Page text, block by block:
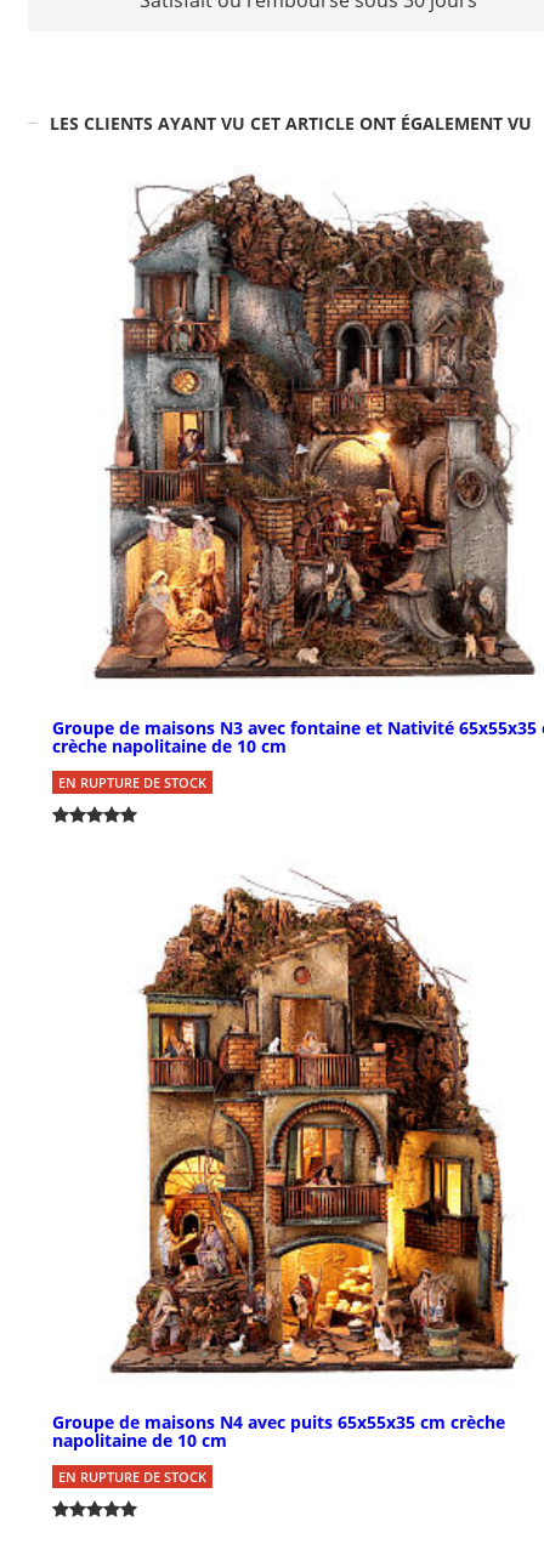
LES CLIENTS AYANT VU CET ARTICLE ONT ÉGALEMENT VU
Groupe de maisons N3 avec fontaine et Nativité 65x55x35
crèche napolitaine de 10 cm
EN RUPTURE DE STOCK
Groupe de maisons N4 avec puits 65x55x35 cm crèche
napolitaine de 10 cm
EN RUPTURE DE STOCK